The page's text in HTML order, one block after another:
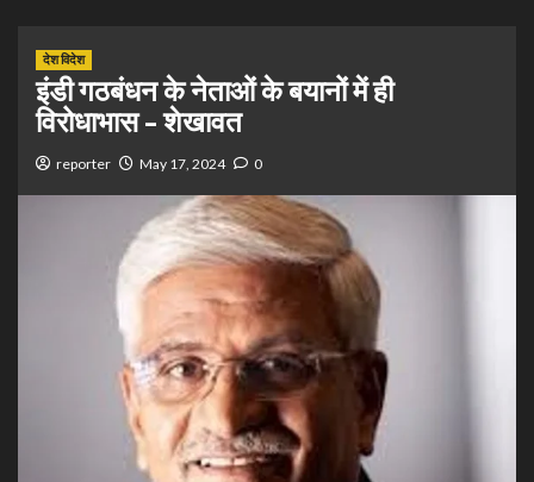
देश विदेश
इंडी गठबंधन के नेताओं के बयानों में ही
विरोधाभास – शेखावत
reporter May 17, 2024 0